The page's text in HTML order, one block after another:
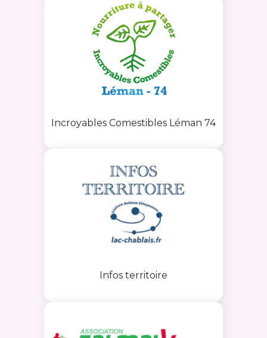
Incroyables Comestibles Léman 74
Infos territoire